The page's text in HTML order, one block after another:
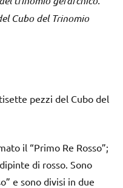
Cubo del Trinomio
pezzi del Cubo del
il “Primo Re Rosso”;
di rosso. Sono
e sono divisi in due